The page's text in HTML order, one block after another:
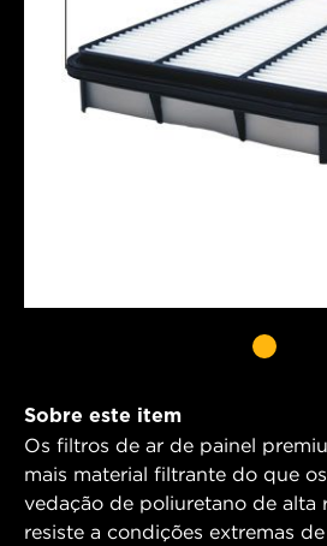
Sobre este item
Os filtros de ar de painel
mais material filtrante do que
vedação de poliuretano de alta
resiste a condições extremas